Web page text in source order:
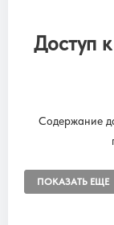
Доступ
Содержание
ПОКАЗАТЬ ЕЩЕ